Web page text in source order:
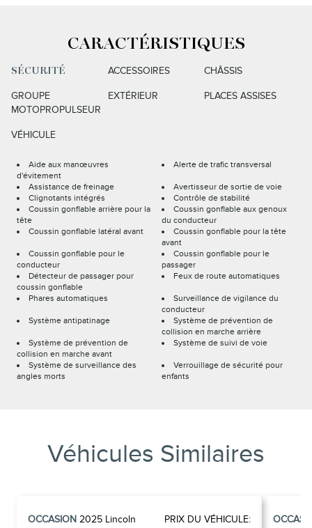
CARACTÉRISTIQUES
SÉCURITÉ ACCESSOIRES CHÂSSIS
GROUPE
MOTOPROPULSEUR
EXTÉRIEUR PLACES ASSISES
VÉHICULE
Aide aux manœuvres
d'évitement
Alerte de trafic transversal
Assistance de freinage
Avertisseur de sortie de voie
Clignotants intégrés
Contrôle de stabilité
Coussin gonflable arrière pour la
tête
Coussin gonflable aux genoux
du conducteur
Coussin gonflable latéral avant
Coussin gonflable pour la tête
avant
Coussin gonflable pour le
conducteur
Coussin gonflable pour le
passager
Détecteur de passager pour
coussin gonflable
Feux de route automatiques
Phares automatiques
Surveillance de vigilance du
conducteur
Système antipatinage
Système de prévention de
collision en marche arrière
Système de prévention de
collision en marche avant
Système de suivi de voie
Système de surveillance des
angles morts
Verrouillage de sécurité pour
enfants
Véhicules Similaires
OCCASION 2025 Lincoln
PRIX ​​DU VÉHICULE: